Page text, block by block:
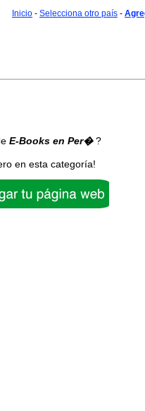
Inicio - Selecciona otro país -
E-Books en Per�?
en esta categoría!